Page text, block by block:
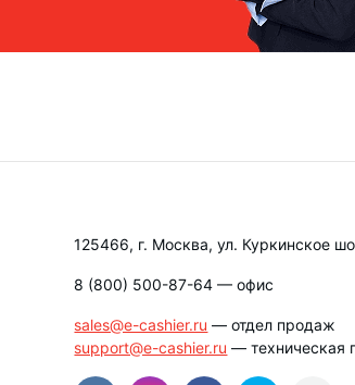
125466, г. Москва, ул. Куркинское
8 (800) 500-87-64 — офис
sales@e-cashier.ru — отдел продаж
support@e-cashier.ru — техническая